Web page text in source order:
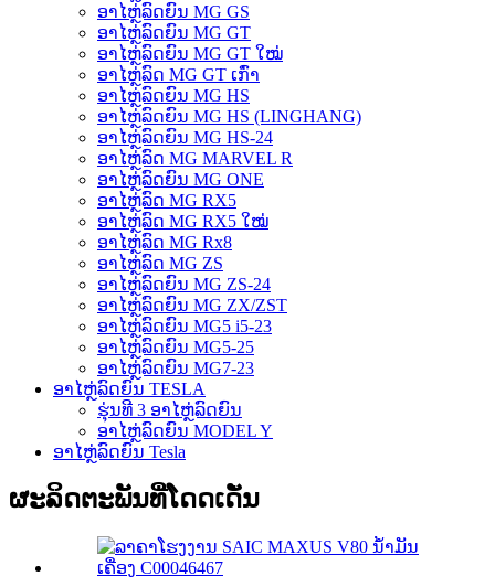
ອາໄຫຼ່ລົດຍົນ MG GS
ອາໄຫຼ່ລົດຍົນ MG GT
ອາໄຫຼ່ລົດຍົນ MG GT ໃໝ່
ອາໄຫຼ່ລົດ MG GT ເກົ່າ
ອາໄຫຼ່ລົດຍົນ MG HS
ອາໄຫຼ່ລົດຍົນ MG HS (LINGHANG)
ອາໄຫຼ່ລົດຍົນ MG HS-24
ອາໄຫຼ່ລົດ MG MARVEL R
ອາໄຫຼ່ລົດຍົນ MG ONE
ອາໄຫຼ່ລົດ MG RX5
ອາໄຫຼ່ລົດ MG RX5 ໃໝ່
ອາໄຫຼ່ລົດ MG Rx8
ອາໄຫຼ່ລົດ MG ZS
ອາໄຫຼ່ລົດຍົນ MG ZS-24
ອາໄຫຼ່ລົດຍົນ MG ZX/ZST
ອາໄຫຼ່ລົດຍົນ MG5 i5-23
ອາໄຫຼ່ລົດຍົນ MG5-25
ອາໄຫຼ່ລົດຍົນ MG7-23
ອາໄຫຼ່ລົດຍົນ TESLA
ຮຸ່ນທີ 3 ອາໄຫຼ່ລົດຍົນ
ອາໄຫຼ່ລົດຍົນ MODEL Y
ອາໄຫຼ່ລົດຍົນ Tesla
ຜະລິດຕະພັນທີ່ໂດດເດັ່ນ